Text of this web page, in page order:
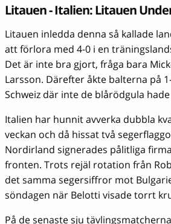
Litauen - Italien: Litauen
Litauen inledda denna så kallade
att förlora med 4-0 i en
Det är inte bra gjort, fråga bara
Larsson. Därefter åkte balterna på
Schweiz där inte de blårödgula
Italien har hunnit avverka dubbla
veckan och då hissat två
Nordirland signerades pålitliga
fronten. Trots rejäl rotation från
det samma segersiffror mot
söndagen när Belotti visade torrt
På de senaste sju